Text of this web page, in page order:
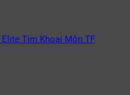
Tím Khoai Môn TF